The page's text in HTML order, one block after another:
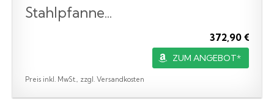
Stahlpfanne...
372,90 €
ZUM ANGEBOT*
Preis inkl. MwSt., zzgl. Versandkosten